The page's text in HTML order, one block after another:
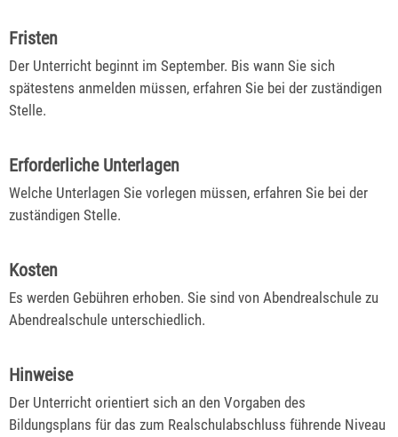
Fristen
Der Unterricht beginnt im September. Bis wann Sie sich
spätestens anmelden müssen, erfahren Sie bei der zuständigen
Stelle.
Erforderliche Unterlagen
Welche Unterlagen Sie vorlegen müssen, erfahren Sie bei der
zuständigen Stelle.
Kosten
Es werden Gebühren erhoben. Sie sind von Abendrealschule zu
Abendrealschule unterschiedlich.
Hinweise
Der Unterricht orientiert sich an den Vorgaben des
Bildungsplans für das zum Realschulabschluss führende Niveau